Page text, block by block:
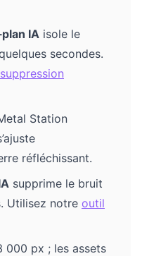
IA isole le
secondes.
Station
réfléchissant.
supprime le bruit
Utilisez notre outil
000 px ; les assets